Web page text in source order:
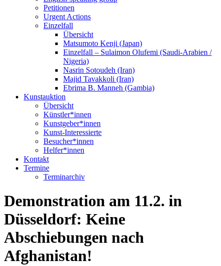
Petitionen
Urgent Actions
Einzelfall
Übersicht
Matsumoto Kenji (Japan)
Einzelfall – Sulaimon Olufemi (Saudi-Arabien /
Nigeria)
Nasrin Sotoudeh (Iran)
Majid Tavakkoli (Iran)
Ebrima B. Manneh (Gambia)
Kunstauktion
Übersicht
Künstler*innen
Kunstgeber*innen
Kunst-Interessierte
Besucher*innen
Helfer*innen
Kontakt
Termine
Terminarchiv
Demonstration am 11.2. in
Düsseldorf: Keine
Abschiebungen nach
Afghanistan!